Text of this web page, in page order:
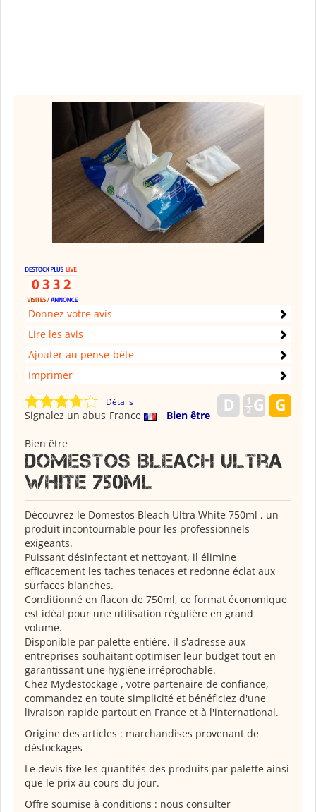
Donnez votre avis
Lire les avis
Ajouter au pense-bête
Imprimer
Détails
France Bien être
Signalez un abus
Bien être
Domestos Bleach Ultra
White 750ml
Découvrez le Domestos Bleach Ultra White 750ml , un
produit incontournable pour les professionnels
exigeants.
Puissant désinfectant et nettoyant, il élimine
efficacement les taches tenaces et redonne éclat aux
surfaces blanches.
Conditionné en flacon de 750ml, ce format économique
est idéal pour une utilisation régulière en grand
volume.
Disponible par palette entière, il s'adresse aux
entreprises souhaitant optimiser leur budget tout en
garantissant une hygiène irréprochable.
Chez Mydestockage , votre partenaire de confiance,
commandez en toute simplicité et bénéficiez d'une
livraison rapide partout en France et à l'international.
Origine des articles : marchandises provenant de
déstockages
Le devis fixe les quantités des produits par palette ainsi
que le prix au cours du jour.
Offre soumise à conditions : nous consulter